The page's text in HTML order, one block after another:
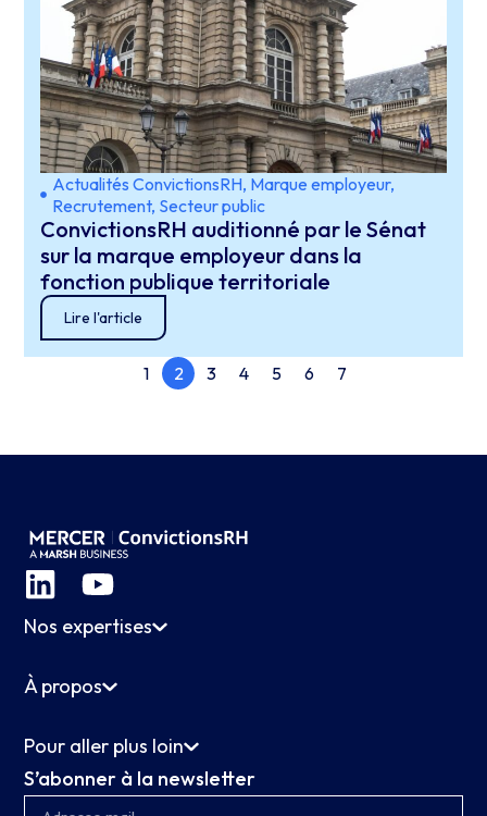
Actualités ConvictionsRH, Marque employeur,
Recrutement, Secteur public
ConvictionsRH auditionné par le Sénat
sur la marque employeur dans la
fonction publique territoriale
Lire l'article
1 2 3 4 5 6 7
Nos expertises
À propos
Pour aller plus loin
S’abonner à la newsletter